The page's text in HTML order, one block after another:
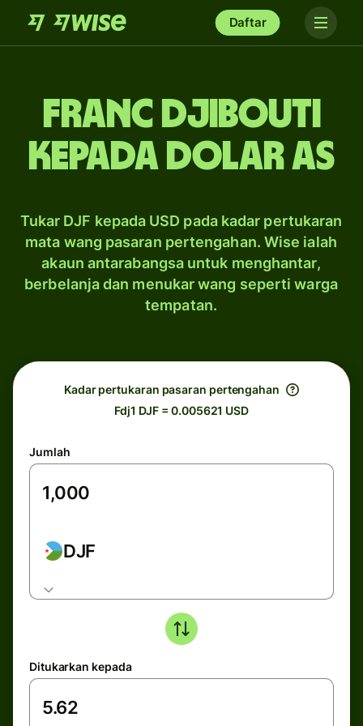
Daftar
franc Djibouti
kepada dolar AS
Tukar DJF kepada USD pada kadar pertukaran
mata wang pasaran pertengahan. Wise ialah
akaun antarabangsa untuk menghantar,
berbelanja dan menukar wang seperti warga
tempatan.
Kadar pertukaran pasaran pertengahan
Fdj1 DJF = 0.005621 USD
Jumlah
DJF
Ditukarkan kepada